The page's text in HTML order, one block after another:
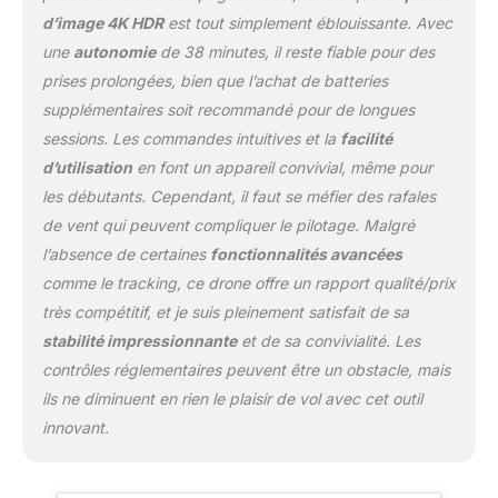
QuickShots pour choisir
des modèles de vol
dynamiques ou capturer
une vue époustouflante
avec Panorama. Inclut
DJI RC-N1 qui vous
permet de voyager léger
et de profiter d’une
expérience créative. Mini
3 se décline en deux
versions : l’une avec et
l’autre sans étiquette C0.
Les deux versions sont
autorisées pour les vols
dans les catégories A1 et
A3. Aucun test n’est
donc exigé pour les
d’image 4K HDRest tout simplement éblouissante. Avec
une autonomiede 38 minutes, il reste fiable pour des
prises prolongées, bien que l’achat de batteries
supplémentaires soit recommandé pour de longues
sessions. Les commandes intuitives et la facilité
d’utilisationen font un appareil convivial, même pour
les débutants. Cependant, il faut se méfier des rafales
de vent qui peuvent compliquer le pilotage. Malgré
l’absence de certaines fonctionnalités avancées
comme le tracking, ce drone offre un rapport qualité/prix
très compétitif, et je suis pleinement satisfait de sa
stabilité impressionnanteet de sa convivialité. Les
contrôles réglementaires peuvent être un obstacle, mais
ils ne diminuent en rien le plaisir de vol avec cet outil
innovant.